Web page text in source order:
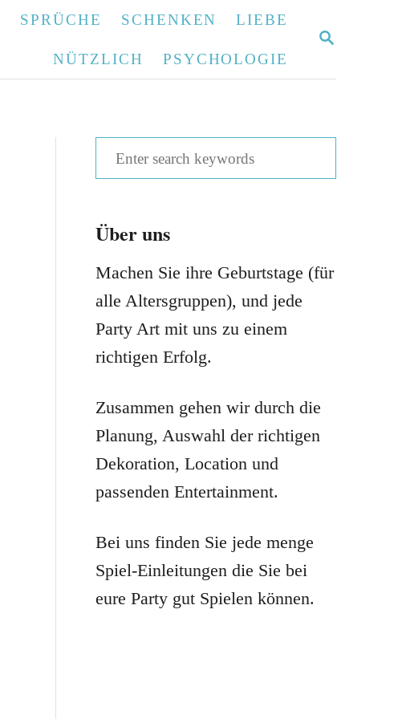
S
SPRÜCHE SCHENKEN LIEBE
NÜTZLICH PSYCHOLOGIE
e
r
c
f
o
:
Über uns
Machen Sie ihre Geburtstage (für
alle Altersgruppen), und jede
Party Art mit uns zu einem
richtigen Erfolg.
Zusammen gehen wir durch die
Planung, Auswahl der richtigen
Dekoration, Location und
passenden Entertainment.
Bei uns finden Sie jede menge
Spiel-Einleitungen die Sie bei
eure Party gut Spielen können.